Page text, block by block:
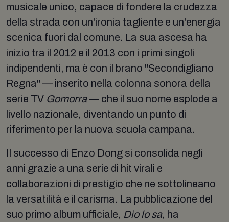
musicale unico, capace di fondere la crudezza
della strada con un'ironia tagliente e un'energia
scenica fuori dal comune. La sua ascesa ha
inizio tra il 2012 e il 2013 con i primi singoli
indipendenti, ma è con il brano "Secondigliano
Regna" — inserito nella colonna sonora della
serie TV Gomorra— che il suo nome esplode a
livello nazionale, diventando un punto di
riferimento per la nuova scuola campana.
Il successo di Enzo Dong si consolida negli
anni grazie a una serie di hit virali e
collaborazioni di prestigio che ne sottolineano
la versatilità e il carisma. La pubblicazione del
suo primo album ufficiale, Dio lo sa, ha